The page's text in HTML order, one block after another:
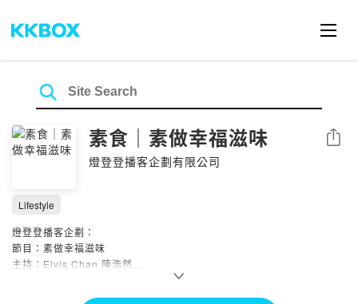
素食｜素做幸福滋味
燈登登播客企劃有限公司
Share
Lifestyle
燈登登播客企劃：
節目：素做幸福滋味
主持：Elvis Chan 陳浩然